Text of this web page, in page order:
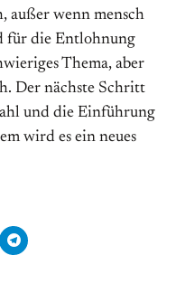
außer wenn mensch
für die Entlohnung
Thema, aber
Der nächste Schritt
und die Einführung
wird es ein neues